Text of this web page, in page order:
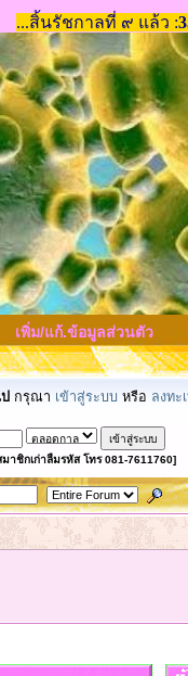
เพิ่ม/แก้.ข้อมูลส่วนตัว
กรุณา เข้าสู่ระบบ หรือ ลงทะ
มาชิกเก่าลืมรหัส โทร 081-7611760]